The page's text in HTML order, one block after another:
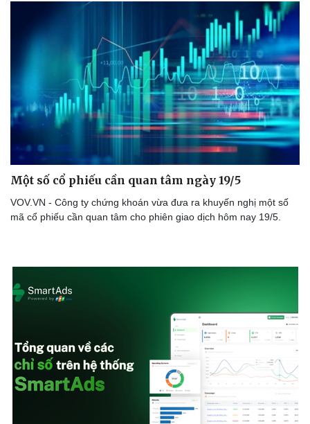
Doanh nghiệp
Thông tin doanh nghiệp
Doanh nghiệp 24h
Doanh nhân
Vì cộng đồng
Công nghệ
Sành điệu
Tin Công nghệ
Trải nghiệm
Chuyển đổi số
Một số cổ phiếu cần quan tâm ngày 19/5
VOV.VN - Công ty chứng khoán vừa đưa ra khuyến nghị một số
mã cổ phiếu cần quan tâm cho phiên giao dịch hôm nay 19/5.